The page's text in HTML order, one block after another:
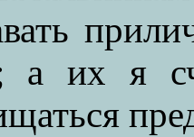
а их я